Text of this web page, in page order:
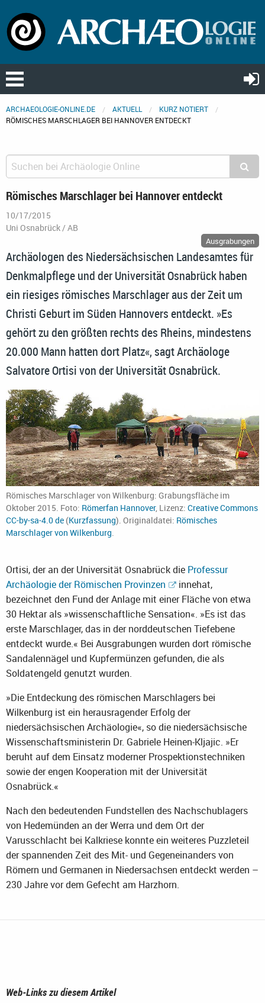
ARCHAEOLOGIE-ONLINE.DE AKTUELL
KURZ NOTIERT
RÖMISCHES MARSCHLAGER BEI HANNOVER ENTDECKT
Römisches Marschlager bei Hannover entdeckt
10/17/2015
Uni Osnabrück / AB
Ausgrabungen
Archäologen des Niedersächsischen Landesamtes für
Denkmalpflege und der Universität Osnabrück haben
ein riesiges römisches Marschlager aus der Zeit um
Christi Geburt im Süden Hannovers entdeckt. »Es
gehört zu den größten rechts des Rheins, mindestens
20.000 Mann hatten dort Platz«, sagt Archäologe
Salvatore Ortisi von der Universität Osnabrück.
Römisches Marschlager von Wilkenburg: Grabungsfläche im
Oktober 2015. Foto: Römerfan Hannover, Lizenz: Creative Commons
CC-by-sa-4.0 de (Kurzfassung). Originaldatei: Römisches
Marschlager von Wilkenburg
Ortisi, der an der Universität Osnabrück die Professur
Archäologie der Römischen Provinzen
innehat,
bezeichnet den Fund der Anlage mit einer Fläche von etwa
30 Hektar als »wissenschaftliche Sensation«. »Es ist das
erste Marschlager, das in der norddeutschen Tiefebene
entdeckt wurde.« Bei Ausgrabungen wurden dort römische
Sandalennägel und Kupfermünzen gefunden, die als
Soldatengeld genutzt wurden.
»Die Entdeckung des römischen Marschlagers bei
Wilkenburg ist ein herausragender Erfolg der
niedersächsischen Archäologie«, so die niedersächsische
Wissenschaftsministerin Dr. Gabriele Heinen-Kljajic. »Er
beruht auf dem Einsatz moderner Prospektionstechniken
sowie der engen Kooperation mit der Universität
Osnabrück.«
Nach den bedeutenden Fundstellen des Nachschublagers
von Hedemünden an der Werra und dem Ort der
Varusschlacht bei Kalkriese konnte ein weiteres Puzzleteil
der spannenden Zeit des Mit- und Gegeneinanders von
Römern und Germanen in Niedersachsen entdeckt werden –
230 Jahre vor dem Gefecht am Harzhorn.
Web-Links zu diesem Artikel